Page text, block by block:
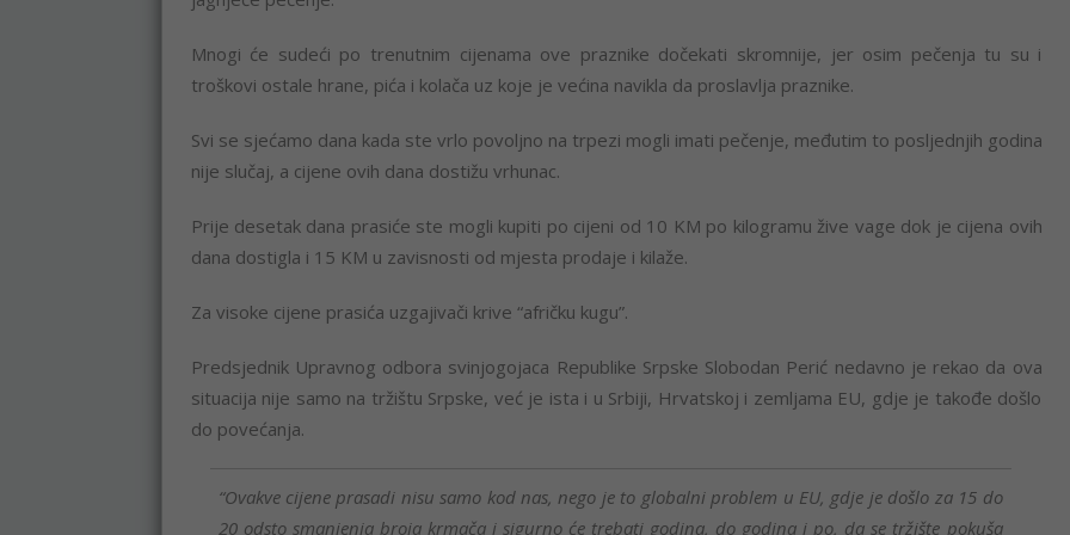
Mnogi će sudeći po trenutnim cijenama ove praznike dočekati skromnije, jer osim pečenja tu su i
troškovi ostale hrane, pića i kolača uz koje je većina navikla da proslavlja praznike.
Svi se sjećamo dana kada ste vrlo povoljno na trpezi mogli imati pečenje, međutim to posljednjih godina
nije slučaj, a cijene ovih dana dostižu vrhunac.
Prije desetak dana prasiće ste mogli kupiti po cijeni od 10 KM po kilogramu žive vage dok je cijena ovih
dana dostigla i 15 KM u zavisnosti od mjesta prodaje i kilaže.
Za visoke cijene prasića uzgajivači krive “afričku kugu”.
Predsjednik Upravnog odbora svinjogojaca Republike Srpske Slobodan Perić nedavno je rekao da ova
situacija nije samo na tržištu Srpske, već je ista i u Srbiji, Hrvatskoj i zemljama EU, gdje je takođe došlo
do povećanja.
“Ovakve cijene prasadi nisu samo kod nas, nego je to globalni problem u EU, gdje je došlo za 15 do
20 odsto smanjenja broja krmača i sigurno će trebati godina, do godina i po, da se tržište pokuša